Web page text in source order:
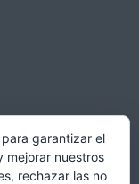
garantizar el
mejorar nuestros
rechazar las no